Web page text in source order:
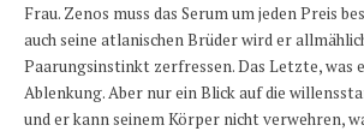
Frau. Zenos muss das Serum um jeden Preis
auch seine atlanischen Brüder wird er
Paarungsinstinkt zerfressen. Das Letzte, was
Ablenkung. Aber nur ein Blick auf die
und er kann seinem Körper nicht verwehren,